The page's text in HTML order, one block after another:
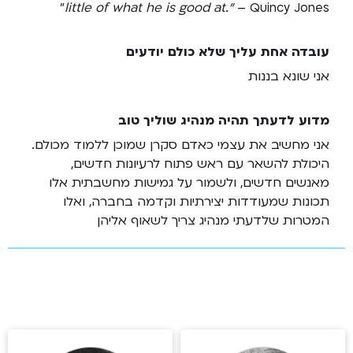
little of what he is good at."– Quincy Jones"
עובדה אחת עליך שלא כולם יודעים
אני שונא בננות
מדוע לדעתך תהיה מנהיג שוליך טוב
אני מחשיב את עצמי כאדם סקרן שמוכן ללמוד מכולם.
היכולת להשאר עם ראש פתוח לרעיונות חדשים,
מאנשים חדשים, ולשמור על גמישות מחשבתית אלו
תכונות שמעודדות יצירתיות וקדמה בחברה, ואלו
המטרות שלדעתי מנהיג צריך לשאוף אליהן